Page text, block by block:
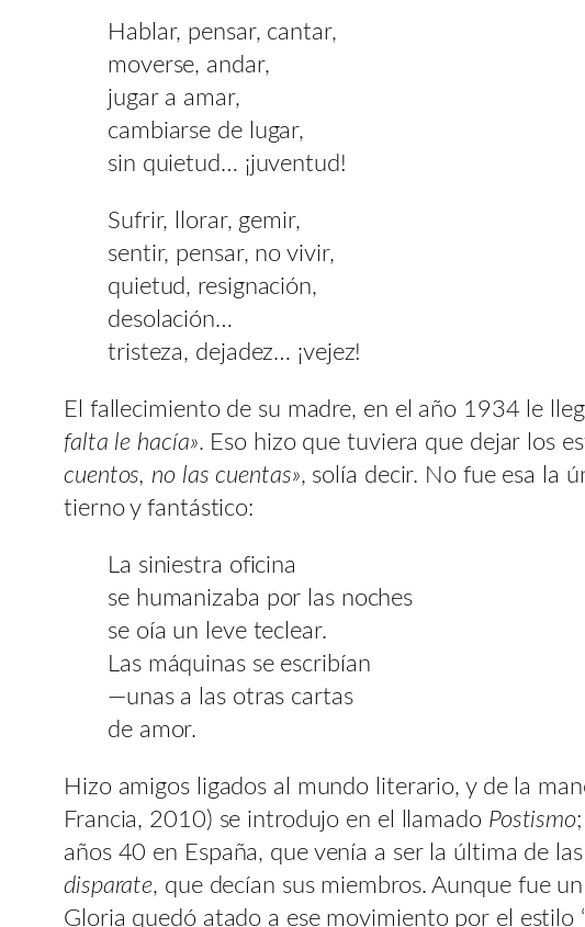
Hablar, pensar, cantar,
moverse, andar,
jugar a amar,
cambiarse de lugar,
sin quietud… ¡juventud!
Sufrir, llorar, gemir,
sentir, pensar, no vivir,
quietud, resignación,
desolación…
tristeza, dejadez… ¡vejez!
El fallecimiento de su madre, en el año 1934 le
falta le hacía». Eso hizo que tuviera que dejar los
cuentos, no las cuentas», solía decir. No fue esa la
tierno y fantástico:
La siniestra oficina
se humanizaba por las noches
se oía un leve teclear.
Las máquinas se escribían
—unas a las otras cartas
de amor.
Hizo amigos ligados al mundo literario, y de la
Francia, 2010) se introdujo en el llamado Postismo
años 40 en España, que venía a ser la última de
disparate, que decían sus miembros. Aunque fue
Gloria quedó atado a ese movimiento por el estilo